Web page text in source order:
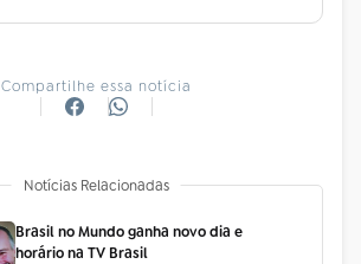
Compartilhe essa notícia
Notícias Relacionadas
Brasil no Mundo ganha novo dia e
horário na TV Brasil